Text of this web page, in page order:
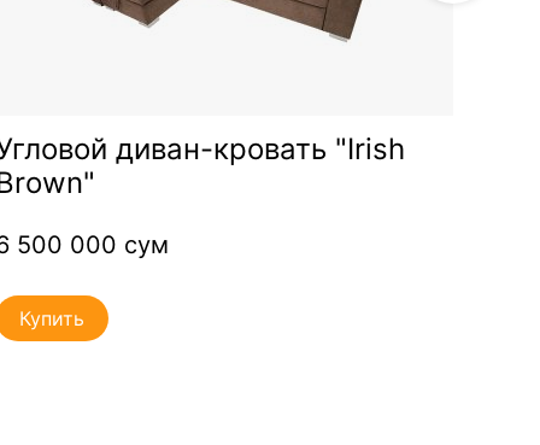
диван-кровать "Irish
500 000 сум
Купить